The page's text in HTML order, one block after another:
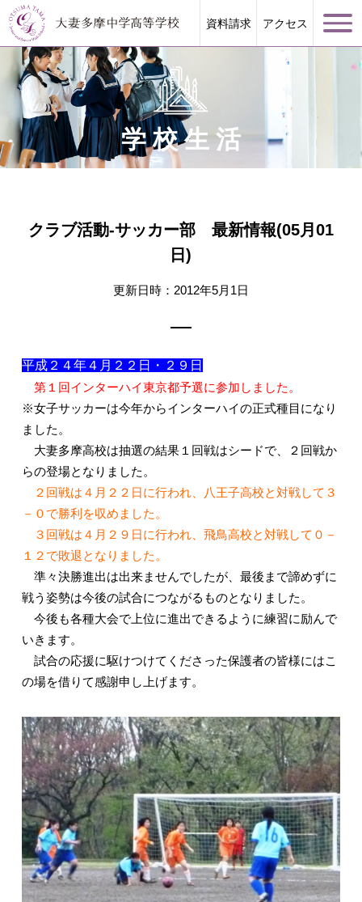
資料請求 アクセス
学校案内
入試情報
English
学校生活
クラブ活動-サッカー部 最新情報(05月01
日)
更新日時：2012年5月1日
平成２４年４ 月２２日・２９日
第１回インターハイ東京都予選に参加しました。
※女子サッカーは今年からインターハイの正式種目になり
ました。
大妻多摩高校は抽選の結果１回戦はシードで、２回戦か
らの登場となりました。
２回戦は４月２２日に行われ、八王子高校と対戦して３
－０で勝利を収めました。
３回戦は４月２９日に行われ、飛鳥高校と対戦して０－
１２で敗退となりました。
準々決勝進出は出来ませんでしたが、最後まで諦めずに
戦う姿勢は今後の試合につながるものとなりました。
今後も各種大会で上位に進出できるように練習に励んで
いきます。
試合の応援に駆けつけてくださった保護者の皆様にはこ
の場を借りて感謝申し上げます。